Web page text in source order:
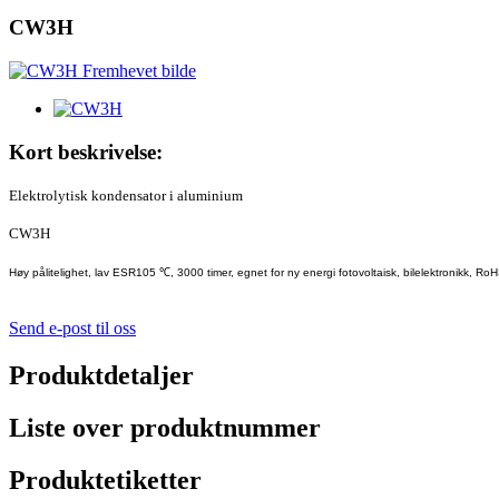
CW3H
Kort beskrivelse:
Elektrolytisk kondensator i aluminium
CW3H
Høy pålitelighet, lav ESR105 ℃, 3000 timer, egnet for ny energi fotovoltaisk, bilelektronikk,
Send e-post til oss
Produktdetaljer
Liste over produktnummer
Produktetiketter